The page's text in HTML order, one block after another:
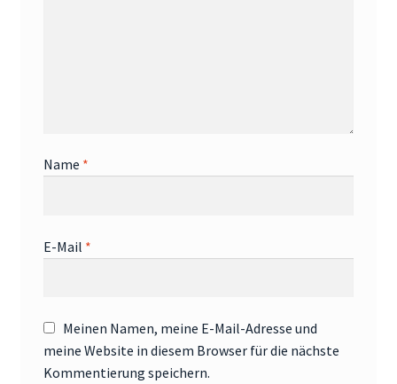
Name *
E-Mail *
Meinen Namen, meine E-Mail-Adresse und
meine Website in diesem Browser für die nächste
Kommentierung speichern.